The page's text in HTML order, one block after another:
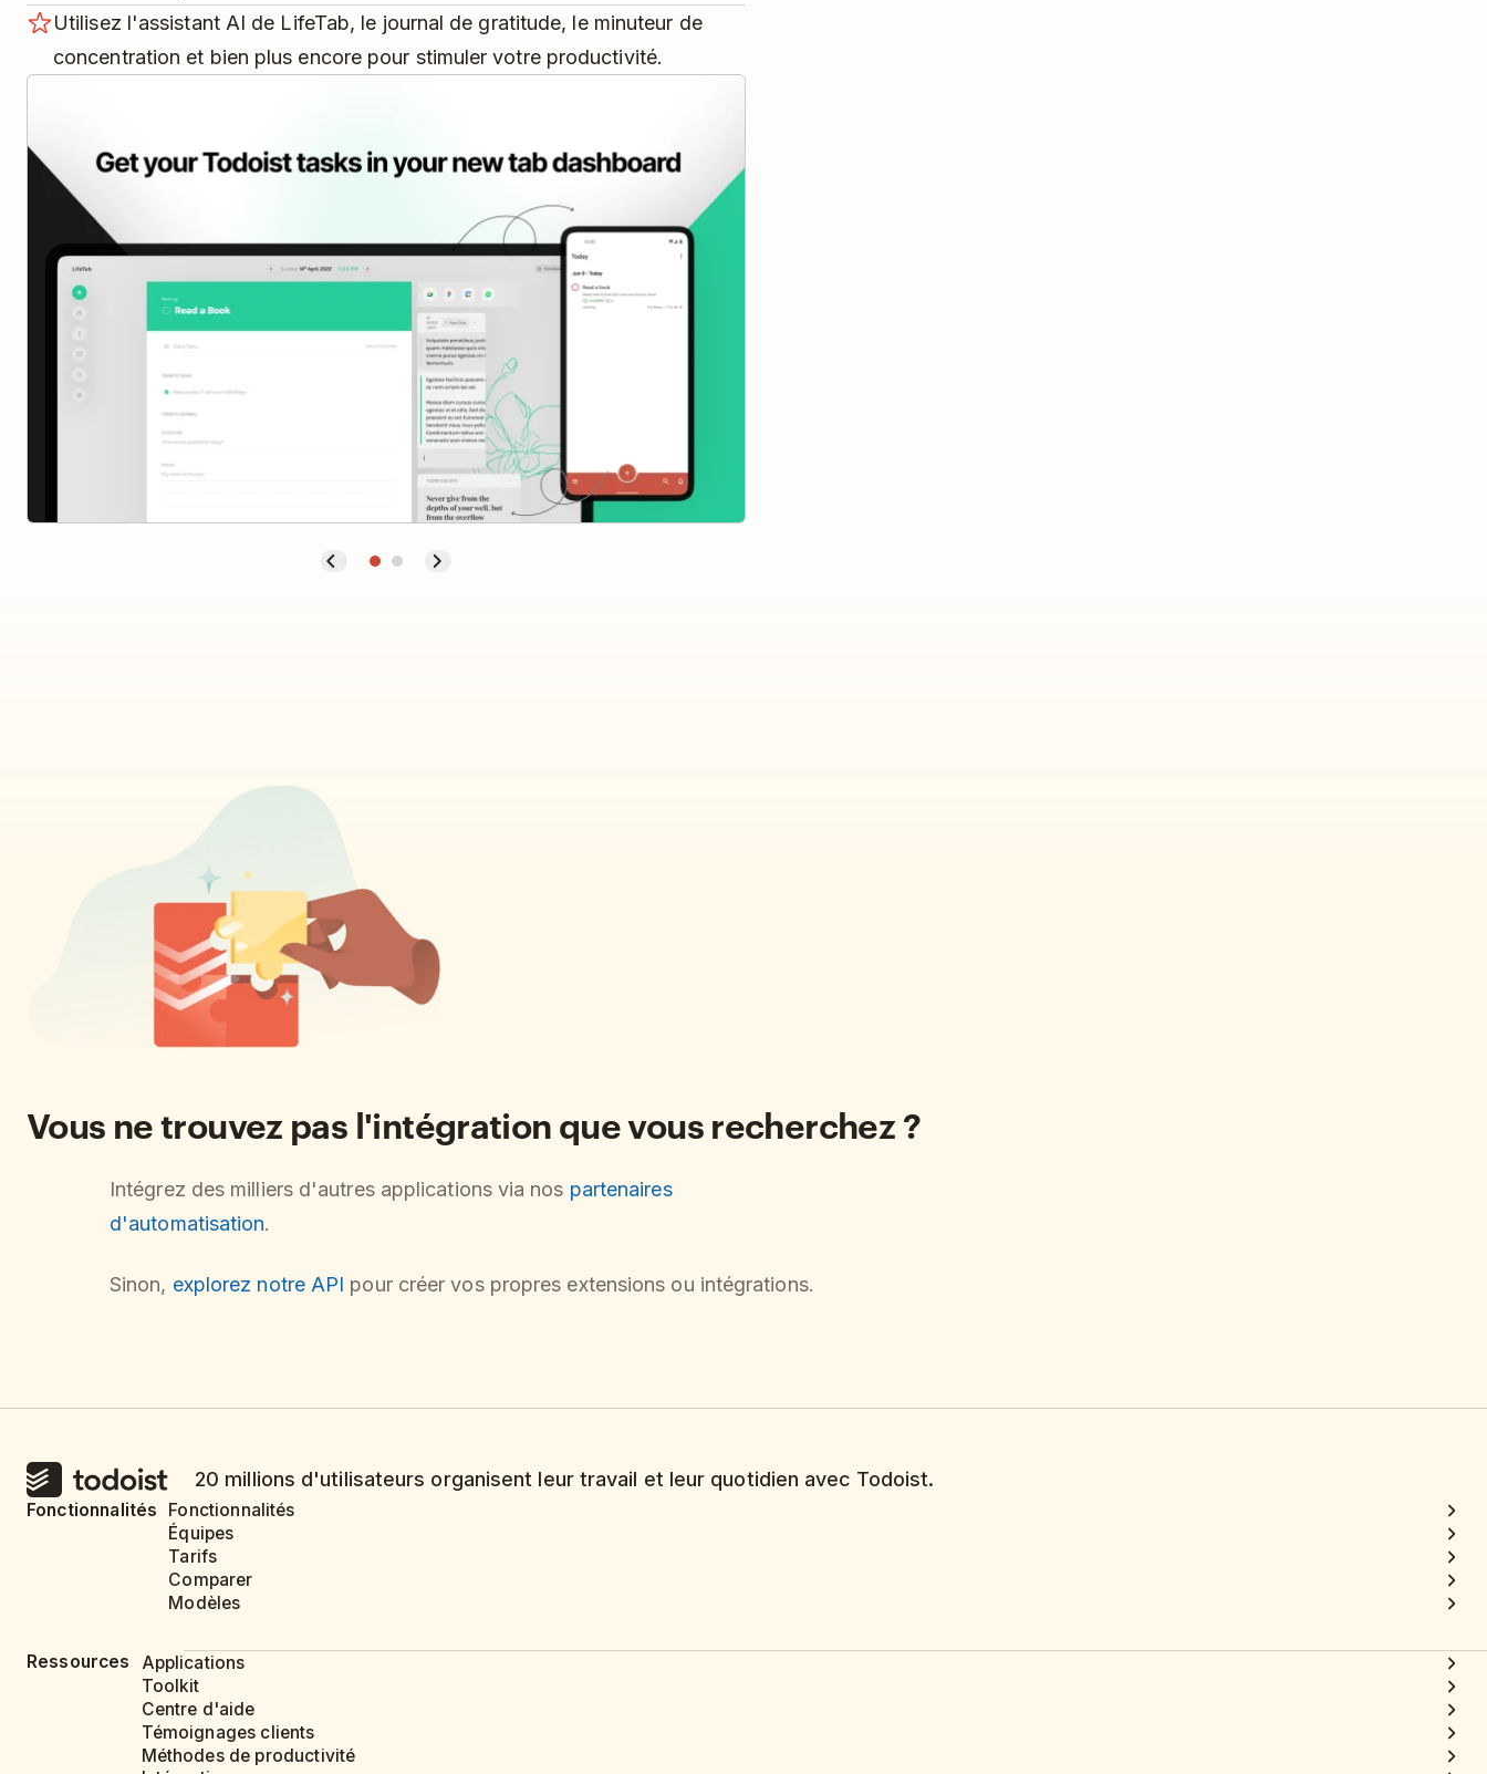
Utilisez l'assistant AI de LifeTab, le journal de gratitude, le minuteur de
concentration et bien plus encore pour stimuler votre productivité.
Vous ne trouvez pas l'intégration que vous recherchez ?
Intégrez des milliers d'autres applications via nos partenaires
d'automatisation.
Sinon, explorez notre API pour créer vos propres extensions ou intégrations.
20 millions d'utilisateurs organisent leur travail et leur quotidien avec Todoist.
Fonctionnalités
Fonctionnalités
Équipes
Tarifs
Comparer
Modèles
Ressources
Applications
Toolkit
Centre d'aide
Témoignages clients
Méthodes de productivité